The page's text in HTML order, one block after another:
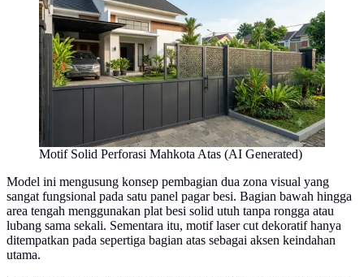
Motif Solid Perforasi Mahkota Atas (AI Generated)
Model ini mengusung konsep pembagian dua zona visual yang
sangat fungsional pada satu panel pagar besi. Bagian bawah hingga
area tengah menggunakan plat besi solid utuh tanpa rongga atau
lubang sama sekali. Sementara itu, motif laser cut dekoratif hanya
ditempatkan pada sepertiga bagian atas sebagai aksen keindahan
utama.